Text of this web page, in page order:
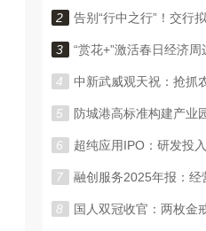
2 告别“行中之行”！交行
3 “赏花+”激活春日经济
4 中新武威观天祝：抢抓
5 防城港高标准构建产业
6 超纯应用IPO：研发投
7 融创服务2025年报：经
8 国人双冠收官：两枚金